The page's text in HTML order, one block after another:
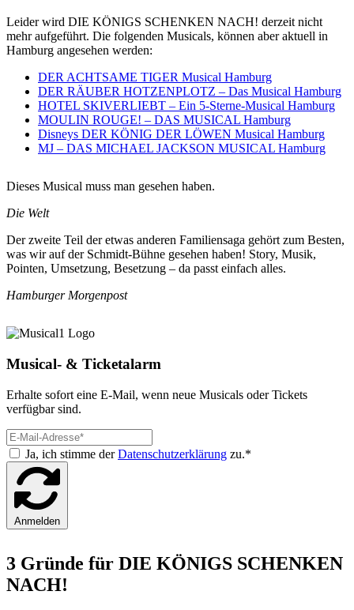
Leider wird DIE KÖNIGS SCHENKEN NACH! derzeit nicht
mehr aufgeführt. Die folgenden Musicals, können aber aktuell in
Hamburg angesehen werden:
DER ACHTSAME TIGER Musical Hamburg
DER RÄUBER HOTZENPLOTZ – Das Musical Hamburg
HOTEL SKIVERLIEBT – Ein 5-Sterne-Musical Hamburg
MOULIN ROUGE! – DAS MUSICAL Hamburg
Disneys DER KÖNIG DER LÖWEN Musical Hamburg
MJ – DAS MICHAEL JACKSON MUSICAL Hamburg
Dieses Musical muss man gesehen haben.
Die Welt
Der zweite Teil der etwas anderen Familiensaga gehört zum Besten,
was wir auf der Schmidt-Bühne gesehen haben! Story, Musik,
Pointen, Umsetzung, Besetzung – da passt einfach alles.
Hamburger Morgenpost
Musical- & Ticketalarm
Erhalte sofort eine E-Mail, wenn neue Musicals oder Tickets
verfügbar sind.
Ja, ich stimme derDatenschutzerklärung zu.*
Anmelden
3 Gründe für DIE KÖNIGS SCHENKEN
NACH!